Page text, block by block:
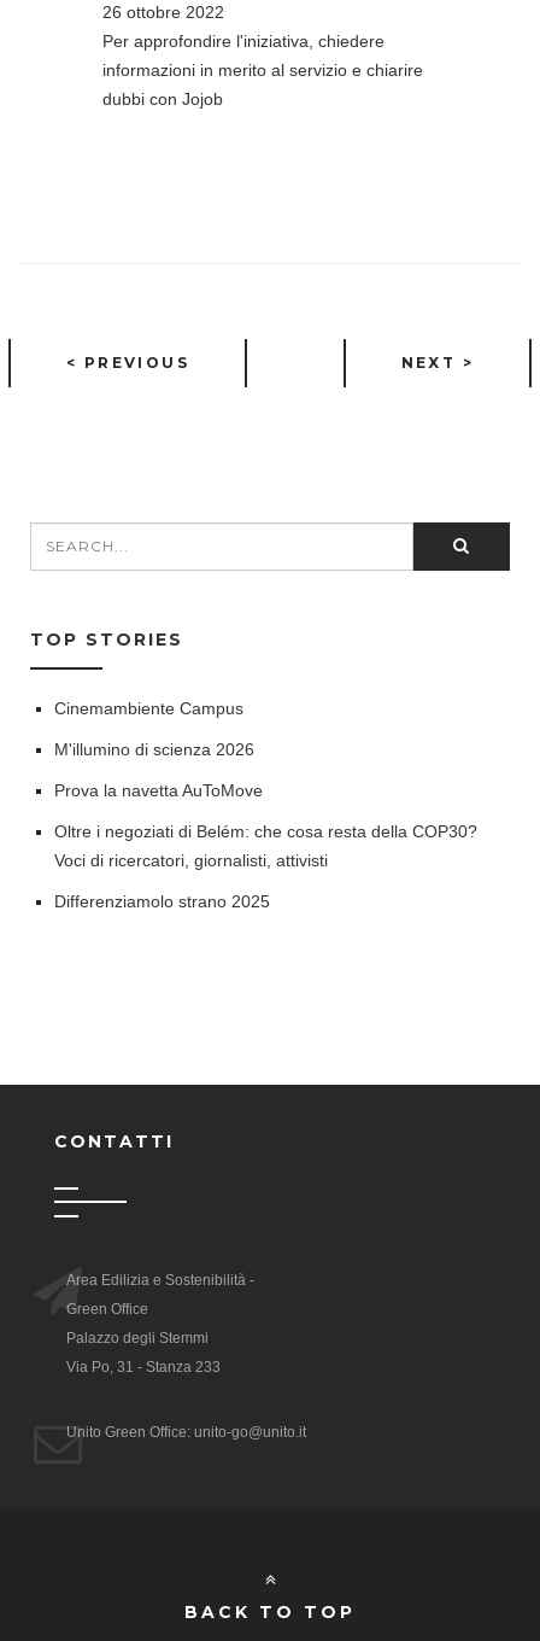
26 ottobre 2022
Per approfondire l'iniziativa, chiedere
informazioni in merito al servizio e chiarire
dubbi con Jojob
< PREVIOUS NEXT >
SEARCH FORM
TOP STORIES
Cinemambiente Campus
M'illumino di scienza 2026
Prova la navetta AuToMove
Oltre i negoziati di Belém: che cosa resta della COP30?
Voci di ricercatori, giornalisti, attivisti
Differenziamolo strano 2025
CONTATTI
Area Edilizia e Sostenibilità -
Green Office
Palazzo degli Stemmi
Via Po, 31 - Stanza 233
Unito Green Office: unito-go@unito.it
BACK TO TOP